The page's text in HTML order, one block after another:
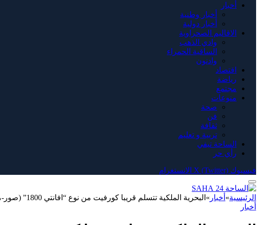
أخبار
أخبار وطنية
أخبار دولية
الاقاليم الصحراوية
وادي الذهب
الساقية الحمراء
وادنون
اقتصاد
رياضة
مجتمع
منوعات
صحة
فن
ثقافة
تربية و تعليم
الساحة تيفي
رأي حر
فيسبوك X (Twitter) الانستغرام
الرئيسية» أخبار » البحرية الملكية تتسلم قريبا كورفيت من نوع “افانتي 1800” (صور-مواصفات)
أخبار